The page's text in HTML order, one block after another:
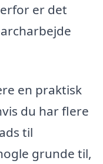
er det
en praktisk
du har flere
til
grunde til,